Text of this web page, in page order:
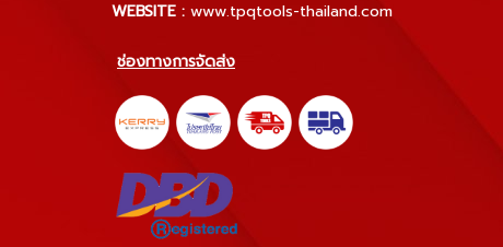
WEBSITE : www.tpqtools-thailand.com
ช่องทางการจัดส่ง